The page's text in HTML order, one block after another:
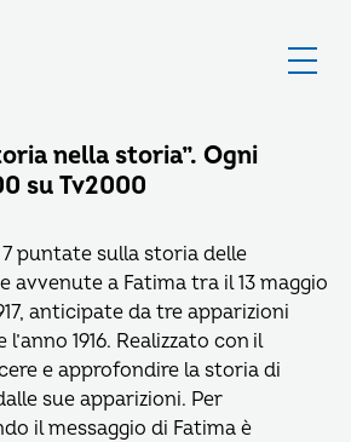
nella storia”. Ogni
su Tv2000
puntate sulla storia delle
avvenute a Fatima tra il 13 maggio
anticipate da tre apparizioni
1916. Realizzato con il
e approfondire la storia di
sue apparizioni. Per
il messaggio di Fatima è